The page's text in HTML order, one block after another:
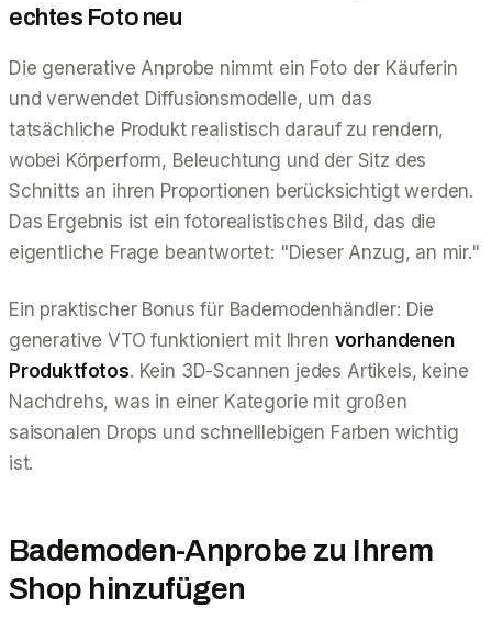
echtes Foto neu
Die generative Anprobe nimmt ein Foto der Käuferin
und verwendet Diffusionsmodelle, um das
tatsächliche Produkt realistisch darauf zu rendern,
wobei Körperform, Beleuchtung und der Sitz des
Schnitts an ihren Proportionen berücksichtigt werden.
Das Ergebnis ist ein fotorealistisches Bild, das die
eigentliche Frage beantwortet: "Dieser Anzug, an mir."
Ein praktischer Bonus für Bademodenhändler: Die
generative VTO funktioniert mit Ihren vorhandenen
Produktfotos. Kein 3D-Scannen jedes Artikels, keine
Nachdrehs, was in einer Kategorie mit großen
saisonalen Drops und schnelllebigen Farben wichtig
ist.
Bademoden-Anprobe zu Ihrem
Shop hinzufügen